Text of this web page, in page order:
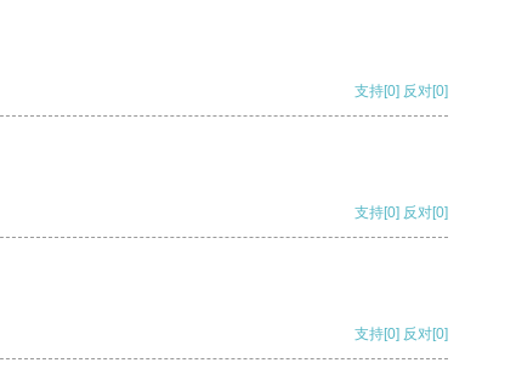
支持[0] 反对[0]
支持[0] 反对[0]
支持[0] 反对[0]